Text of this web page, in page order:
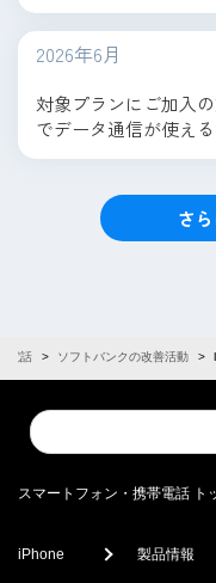
2026年6月
対象プランにご加入
でデータ通信が使え
さ
電話 ソフトバンクの改善活動
Conduct
a
スマートフォン・携帯電話 ト
iPhone 製品情報